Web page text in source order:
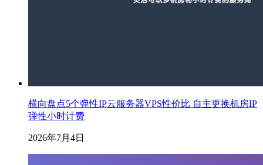
横向盘点5个弹性IP云服务器VPS性价比 自主更换机房IP
弹性小时计费
2026年7月4日